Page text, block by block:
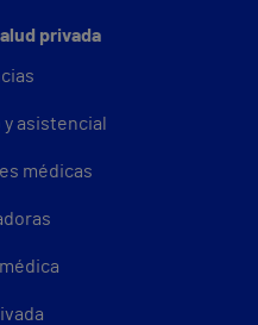
privada
asistencial
médicas